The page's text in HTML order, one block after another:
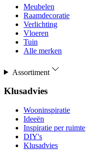
Meubelen
Raamdecoratie
Verlichting
Vloeren
Tuin
Alle merken
Assortiment
Klusadvies
Wooninspiratie
Ideeën
Inspiratie per ruimte
DIY's
Klusadvies